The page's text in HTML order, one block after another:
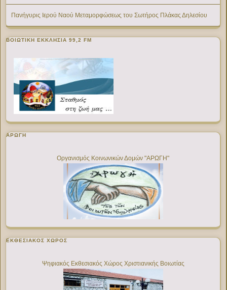
Πανήγυρις Ιερού Ναού Μεταμορφώσεως του Σωτήρος Πλάκας Δηλεσίου
ΒΟΙΩΤΙΚΉ ΕΚΚΛΗΣΊΑ 99,2 FM
ΑΡΩΓΗ
Οργανισμός Κοινωνικών Δομών "ΑΡΩΓΗ"
ΕΚΘΕΣΙΑΚΌΣ ΧΏΡΟΣ
Ψηφιακός Εκθεσιακός Χώρος Χριστιανικής Βοιωτίας